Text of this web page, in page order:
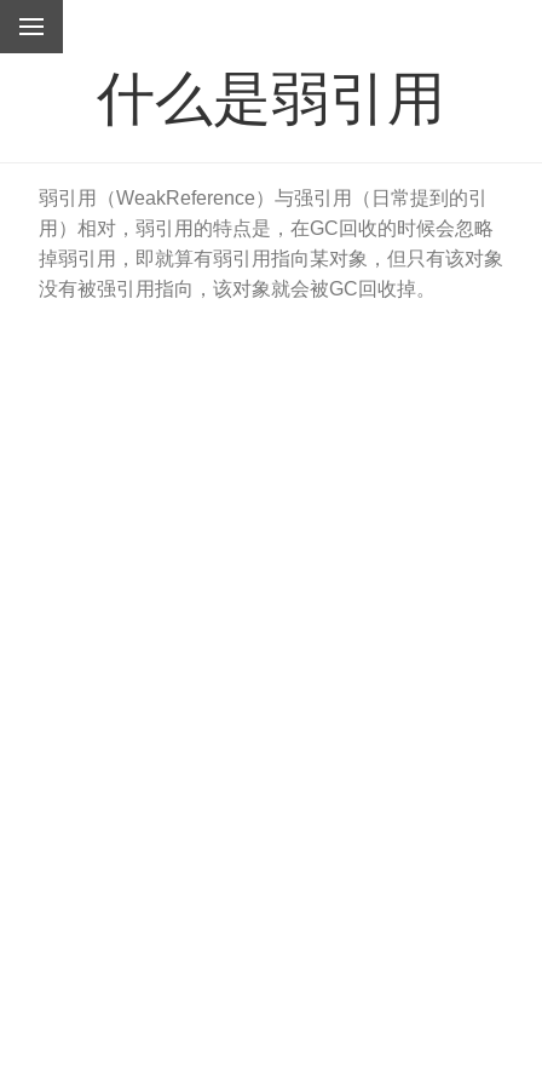
什么是弱引用
弱引用（WeakReference）与强引用（日常提到的引
用）相对，弱引用的特点是，在GC回收的时候会忽略
掉弱引用，即就算有弱引用指向某对象，但只有该对象
没有被强引用指向，该对象就会被GC回收掉。